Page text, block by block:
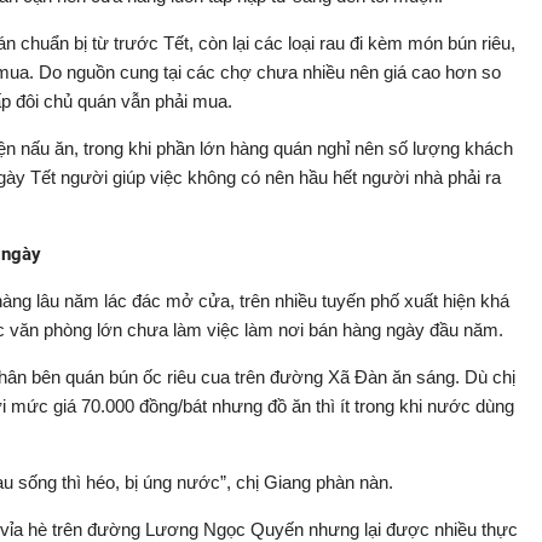
chuẩn bị từ trước Tết, còn lại các loại rau đi kèm món bún riêu,
Do nguồn cung tại các chợ chưa nhiều nên giá cao hơn so
đôi chủ quán vẫn phải mua.
nấu ăn, trong khi phần lớn hàng quán nghỉ nên số lượng khách
Tết người giúp việc không có nên hầu hết người nhà phải ra
lâu năm lác đác mở cửa, trên nhiều tuyến phố xuất hiện khá
văn phòng lớn chưa làm việc làm nơi bán hàng ngày đầu năm.
bên quán bún ốc riêu cua trên đường Xã Đàn ăn sáng. Dù chị
giá 70.000 đồng/bát nhưng đồ ăn thì ít trong khi nước dùng
sống thì héo, bị úng nước”, chị Giang phàn nàn.
hè trên đường Lương Ngọc Quyến nhưng lại được nhiều thực